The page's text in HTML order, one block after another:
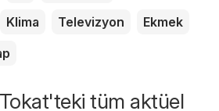
Klima Televizyon
Ekmek
tüm aktüel